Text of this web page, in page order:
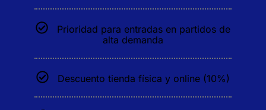
Prioridad para entradas en partidos de
alta demanda
Descuento tienda física y online (10%)